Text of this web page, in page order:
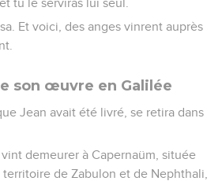
tu le serviras lui seul.
Et voici, des anges vinrent auprès
son œuvre en Galilée
Jean avait été livré, se retira dans
demeurer à Capernaüm, située
de Zabulon et de Nephthali,